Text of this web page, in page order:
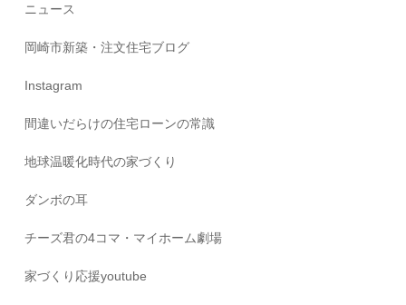
ニュース
岡崎市新築・注文住宅ブログ
Instagram
間違いだらけの住宅ローンの常識
地球温暖化時代の家づくり
ダンボの耳
チーズ君の4コマ・マイホーム劇場
家づくり応援youtube